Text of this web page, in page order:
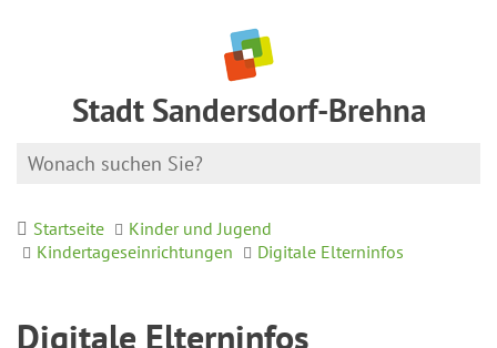
Stadt Sandersdorf-Brehna
Startseite
Kinder und Jugend
Kindertageseinrichtungen
Digitale Elterninfos
Digitale Elterninfos